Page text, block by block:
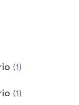
(1)
(1)